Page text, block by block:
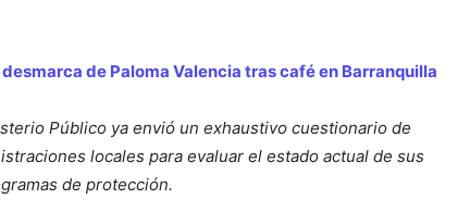
de Paloma Valencia tras café en Barranquilla
Público ya envió un exhaustivo cuestionario de
locales para evaluar el estado actual de sus
de protección.